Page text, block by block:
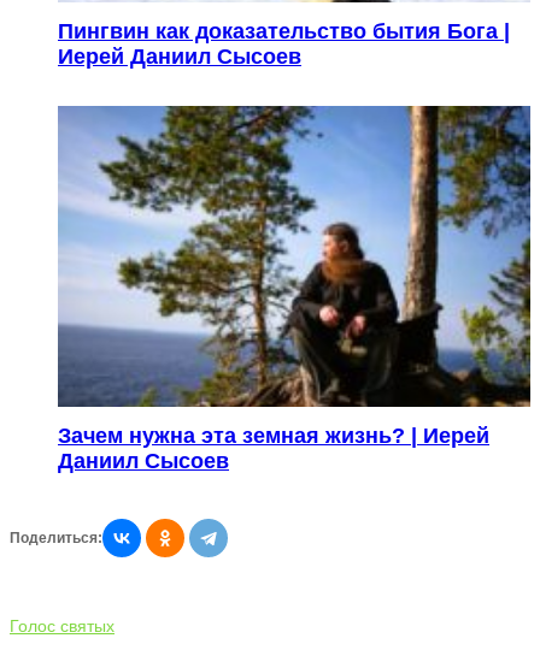
Пингвин как доказательство бытия Бога |
Иерей Даниил Сысоев
Зачем нужна эта земная жизнь? | Иерей
Даниил Сысоев
Поделиться:
Голос святых